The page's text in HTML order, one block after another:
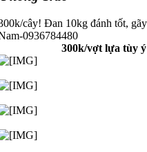
cây! Đan 10kg đánh tốt,
0936784480
300k/vợt lựa tùy